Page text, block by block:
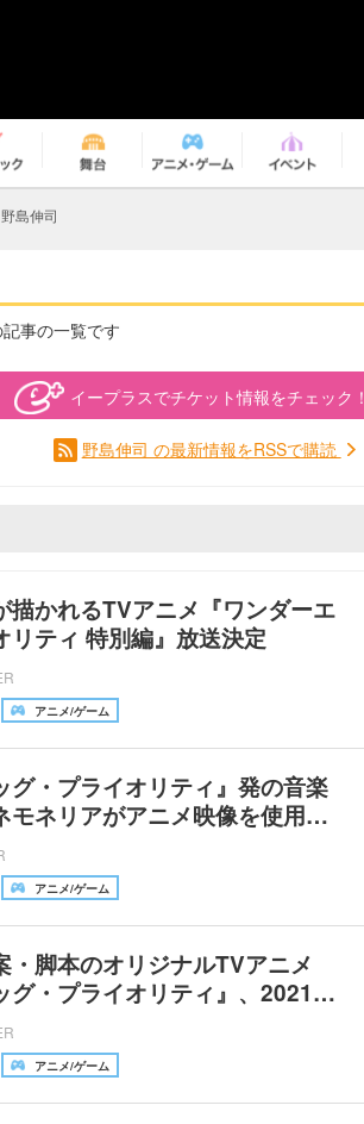
野島伸司
事の一覧です
イープラスでチケット情報をチェック！
野島伸司 の最新情報をRSSで購読
描かれるTVアニメ『ワンダーエ
リティ 特別編』放送決定
アニメ/ゲーム
グ・プライオリティ』発の音楽
モネリアがアニメ映像を使用…
アニメ/ゲーム
・脚本のオリジナルTVアニメ
グ・プライオリティ』、2021…
アニメ/ゲーム